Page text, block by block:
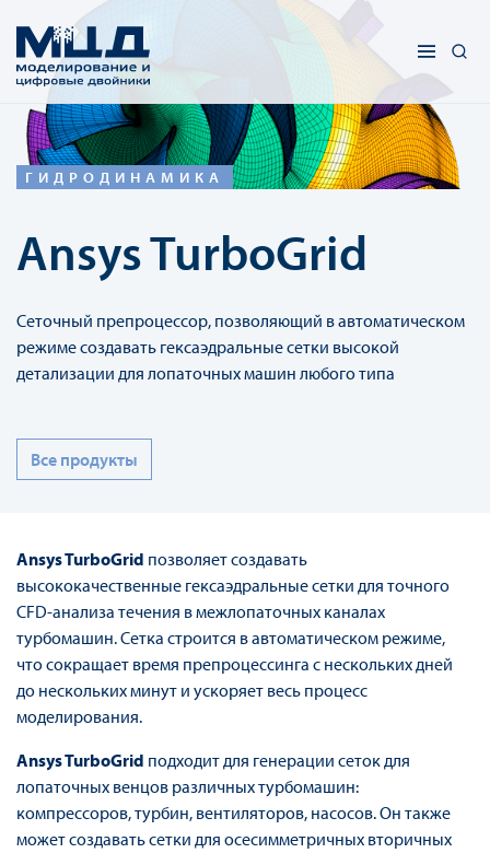
ГИДРОДИНАМИКА
Ansys TurboGrid
Сеточный препроцессор, позволяющий в автоматическом
режиме создавать гексаэдральные сетки высокой
детализации для лопаточных машин любого типа
Все продукты
Ansys TurboGrid позволяет создавать
высококачественные гексаэдральные сетки для точного
CFD-анализа течения в межлопаточных каналах
турбомашин. Сетка строится в автоматическом режиме,
что сокращает время препроцессинга с нескольких дней
до нескольких минут и ускоряет весь процесс
моделирования.
Ansys TurboGrid подходит для генерации сеток для
лопаточных венцов различных турбомашин:
компрессоров, турбин, вентиляторов, насосов. Он также
может создавать сетки для осесимметричных вторичных